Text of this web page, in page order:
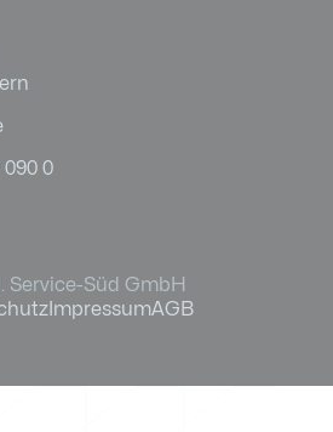
090 0
ImpressumAGB
Service-Süd GmbH